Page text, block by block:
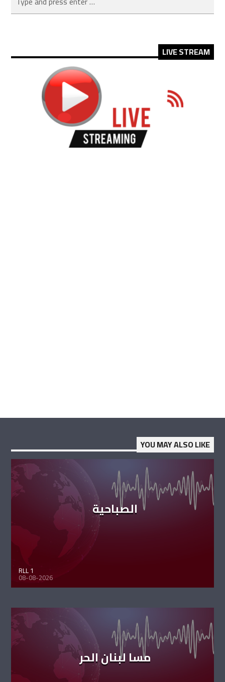
LIVE STREAM
YOU MAY ALSO LIKE
الصباحية
RLL 1
08-08-2026
مسا لبنان الحر